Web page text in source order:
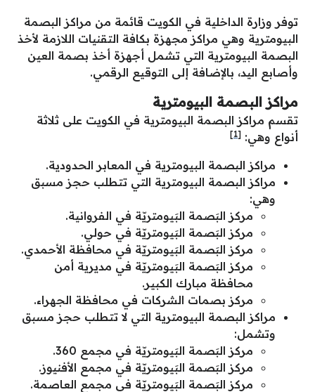
توفر وزارة الداخلية في الكويت قائمة من مراكز البصمة
البيومترية وهي مراكز مجهزة بكافة التقنيات اللازمة لأخذ
البصمة البيومترية التي تشمل أجهزة أخذ بصمة العين
وأصابع اليد، بالإضافة إلى التوقيع الرقمي.
مراكز البصمة البيومترية
تقسم مراكز البصمة البيومترية في الكويت على ثلاثة
أنواع وهي: [1]
مراكز البصمة البيومترية في المعابر الحدودية.
مراكز البصمة البيومترية التي تتطلب حجز مسبق
وهي:
مركز البَصمة البَيومتريّة في الفروانية.
مركز البَصمة البَيومتريّة في حولي.
مركز البَصمة البَيومتريّة في محافظة الأحمدي.
مركز البَصمة البَيومتريّة في مديرية أمن
محافظة مبارك الكبير.
مركز بصمات الشركات في محافظة الجهراء.
مراكز البصمة البيومترية التي لا تتطلب حجز مسبق
وتشمل:
مركز البَصمة البَيومتريّة في مجمع 360.
مركز البَصمة البَيومتريّة في مجمع الأفنيوز.
مركز البَصمة البَيومتريّة في مجمع العاصمة.